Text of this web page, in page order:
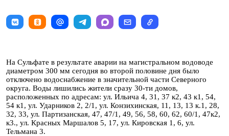
На Сульфате в результате аварии на магистральном водоводе
диаметром 300 мм сегодня во второй половине дня было
отключено водоснабжение в значительной части Северного
округа. Воды лишились жители сразу 30-ти домов,
расположенных по адресам: ул. Ильича 4, 31, 37 к2, 43 к1, 54,
54 к1, ул. Ударников 2, 2/1, ул. Конзихинская, 11, 13, 13 к.1, 28,
32, 33, ул. Партизанская, 47, 47/1, 49, 56, 58, 60, 62, 60/1, 47к2,
к3., ул. Красных Маршалов 5, 17, ул. Кировская 1, 6, ул.
Тельмана 3.